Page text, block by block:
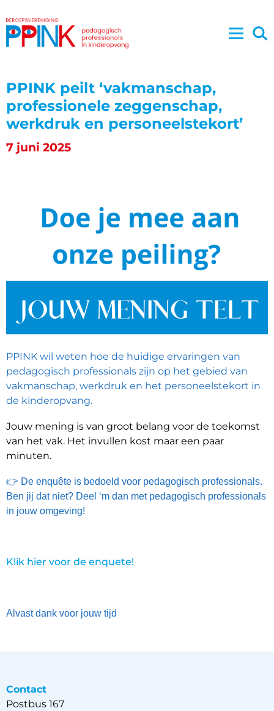
PPINK peilt ‘vakmanschap,
professionele zeggenschap,
werkdruk en personeelstekort’
7 juni 2025
PPINK wil weten hoe de huidige ervaringen van
pedagogisch professionals zijn op het gebied van
vakmanschap, werkdruk en het personeelstekort in
de kinderopvang.
Jouw mening is van groot belang voor de toekomst
van het vak. Het invullen kost maar een paar
minuten.
👉 De enquête is bedoeld voor pedagogisch professionals.
Ben jij dat niet? Deel ‘m dan met pedagogisch professionals
in jouw omgeving!
Klik hier voor de enquete!
Alvast dank voor jouw tijd
Contact
Postbus 167